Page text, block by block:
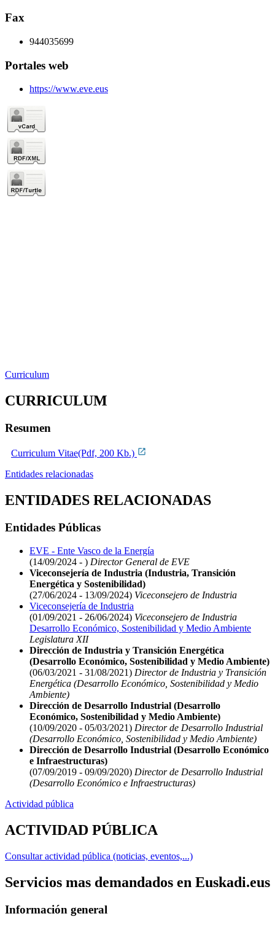
Fax
944035699
Portales web
https://www.eve.eus
Curriculum
CURRICULUM
Resumen
Curriculum Vitae(Pdf, 200 Kb.)
Entidades relacionadas
ENTIDADES RELACIONADAS
Entidades Públicas
EVE - Ente Vasco de la Energía
(14/09/2024 - ) Director General de EVE
Viceconsejería de Industria (Industria, Transición
Energética y Sostenibilidad)
(27/06/2024 - 13/09/2024) Viceconsejero de Industria
Viceconsejería de Industria
(01/09/2021 - 26/06/2024) Viceconsejero de Industria
Desarrollo Económico, Sostenibilidad y Medio Ambiente
Legislatura XII
Dirección de Industria y Transición Energética
(Desarrollo Económico, Sostenibilidad y Medio Ambiente)
(06/03/2021 - 31/08/2021) Director de Industria y Transición
Energética (Desarrollo Económico, Sostenibilidad y Medio
Ambiente)
Dirección de Desarrollo Industrial (Desarrollo
Económico, Sostenibilidad y Medio Ambiente)
(10/09/2020 - 05/03/2021) Director de Desarrollo Industrial
(Desarrollo Económico, Sostenibilidad y Medio Ambiente)
Dirección de Desarrollo Industrial (Desarrollo Económico
e Infraestructuras)
(07/09/2019 - 09/09/2020) Director de Desarrollo Industrial
(Desarrollo Económico e Infraestructuras)
Actividad pública
ACTIVIDAD PÚBLICA
Consultar actividad pública (noticias, eventos,...)
Servicios mas demandados en Euskadi.eus
Información general